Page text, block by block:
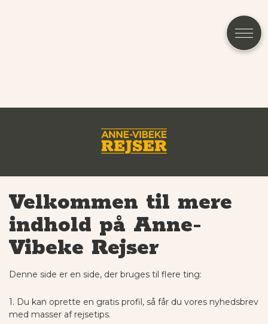
Velkommen til mere
indhold på Anne-
Vibeke Rejser
Denne side er en side, der bruges til flere ting:
1. Du kan oprette en gratis profil, så får du vores nyhedsbrev
med masser af rejsetips.